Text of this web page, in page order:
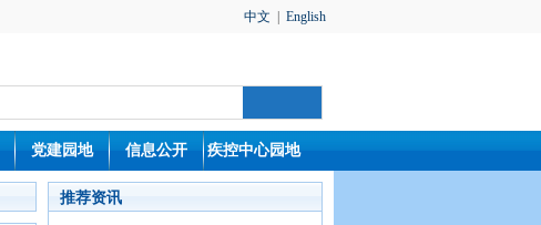
中文 English
党建园地 信息公开 疾控中心园地
推荐资讯